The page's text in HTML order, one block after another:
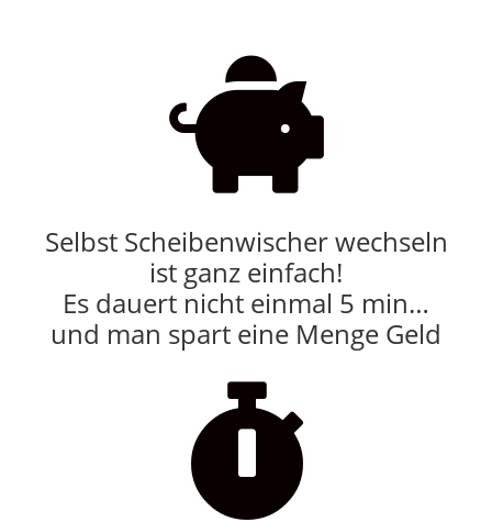

Selbst Scheibenwischer wechseln
ist ganz einfach!
Es dauert nicht einmal 5 min…
und man spart eine Menge Geld
